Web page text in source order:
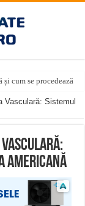
și cum se procedează
sezonul de
Vasculară: Sistemul
Americană